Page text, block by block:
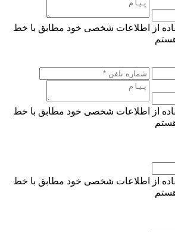
از اطلاعات شخصی خود مطابق با خط
از اطلاعات شخصی خود مطابق با خط
از اطلاعات شخصی خود مطابق با خط